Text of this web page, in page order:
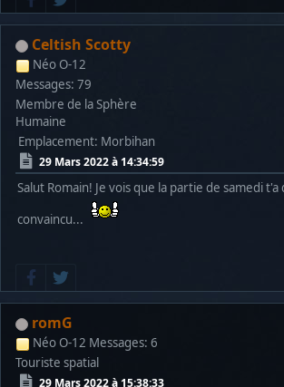
Celtish Scotty
Néo O-12
Messages: 79
Membre de la Sphère
Humaine
Emplacement: Morbihan
29 Mars 2022 à 14:34:59
Salut Romain! Je vois que la partie de samedi
convaincu...
romG
Néo O-12 Messages: 6
Touriste spatial
29 Mars 2022 à 15:38:33